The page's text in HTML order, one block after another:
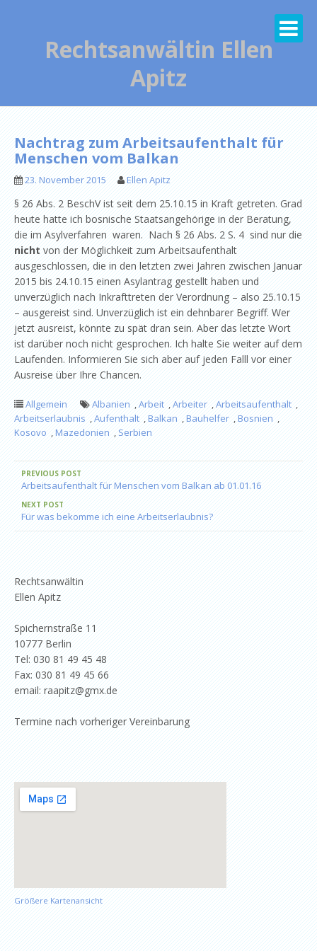
Rechtsanwältin Ellen
Apitz
Nachtrag zum Arbeitsaufenthalt für
Menschen vom Balkan
23. November 2015 Ellen Apitz
§ 26 Abs. 2 BeschV ist seit dem 25.10.15 in Kraft getreten. Grad
heute hatte ich bosnische Staatsangehörige in der Beratung,
die im Asylverfahren waren. Nach § 26 Abs. 2 S. 4 sind nur die
nichtvon der Möglichkeit zum Arbeitsaufenthalt
ausgeschlossen, die in den letzten zwei Jahren zwischen Januar
2015 bis 24.10.15 einen Asylantrag gestellt haben und
unverzüglich nach Inkrafttreten der Verordnung – also 25.10.15
– ausgereist sind. Unverzüglich ist ein dehnbarer Begriff. Wer
jetzt ausreist, könnte zu spät dran sein. Aber das letzte Wort
ist darüber noch nicht gesprochen. Ich halte Sie weiter auf dem
Laufenden. Informieren Sie sich aber auf jeden Falll vor einer
Ausreise über Ihre Chancen.
Allgemein Albanien ,Arbeit ,Arbeiter ,Arbeitsaufenthalt ,
Arbeitserlaubnis ,Aufenthalt ,Balkan ,Bauhelfer ,Bosnien ,
Kosovo ,Mazedonien ,Serbien
PREVIOUS POST
Arbeitsaufenthalt für Menschen vom Balkan ab 01.01.16
NEXT POST
Für was bekomme ich eine Arbeitserlaubnis?
Rechtsanwältin
Ellen Apitz
Spichernstraße 11
10777 Berlin
Tel: 030 81 49 45 48
Fax: 030 81 49 45 66
email: raapitz@gmx.de
Termine nach vorheriger Vereinbarung
Größere Kartenansicht